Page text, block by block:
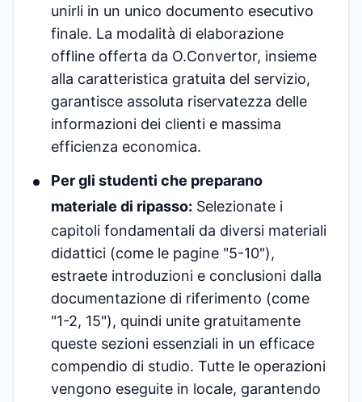
unirli in un unico documento esecutivo
finale. La modalità di elaborazione
offline offerta da O.Convertor, insieme
alla caratteristica gratuita del servizio,
garantisce assoluta riservatezza delle
informazioni dei clienti e massima
efficienza economica.
Per gli studenti che preparano
materiale di ripasso: Selezionate i
capitoli fondamentali da diversi materiali
didattici (come le pagine "5-10"),
estraete introduzioni e conclusioni dalla
documentazione di riferimento (come
"1-2, 15"), quindi unite gratuitamente
queste sezioni essenziali in un efficace
compendio di studio. Tutte le operazioni
vengono eseguite in locale, garantendo